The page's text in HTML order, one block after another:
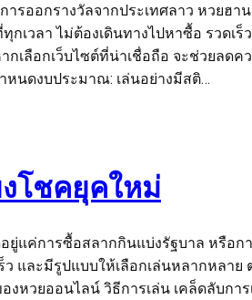
รออกรางวัลจากประเทศลาว หวยฮา
วลา ไม่ต้องเดินทางไปหาซื้อ รวดเร็
ลือกเว็บไซต์ที่น่าเชื่อถือ จะช่วยลดค
หนดงบประมาณ: เล่นอย่างมีสติ…
โชคยุคใหม่
แค่การซื้อสลากกินแบ่งรัฐบาล หรือก
และมีรูปแบบให้เลือกเล่นหลากหลา
วยออนไลน์ วิธีการเล่น เคล็ดลับกา